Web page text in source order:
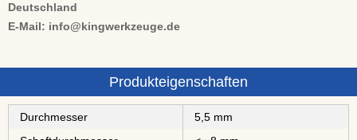
Deutschland
E-Mail: info@kingwerkzeuge.de
Produkteigenschaften
Durchmesser
5,5 mm